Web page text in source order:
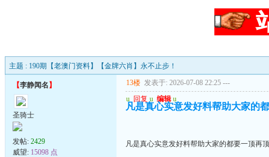
主题 : 190期【老澳门资料】【金牌六肖】永不止步！
【李静闻名 】
圣骑士
发帖: 2429
威望: 15098 点
13楼 发表于: 2026-07-08 22:25 ---
u 回复 u 编辑 u
凡是真心实意发好料帮助大家的
凡是真心实意发好料帮助大家的都要一顶再